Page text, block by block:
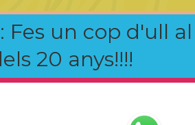
Fes un cop d'ull al
20 anys!!!!